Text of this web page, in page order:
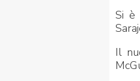
Si è
Il